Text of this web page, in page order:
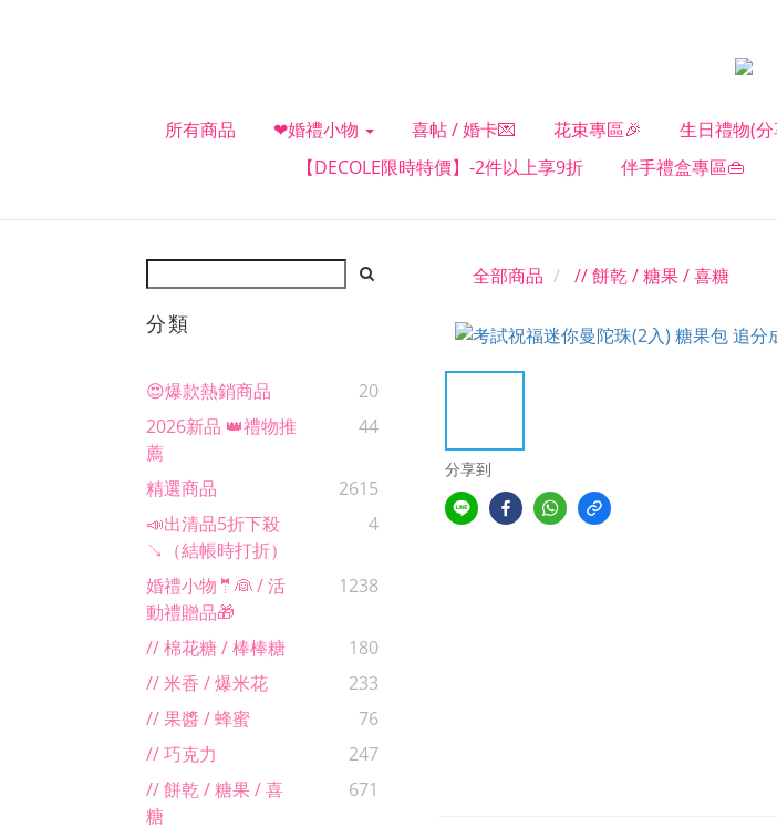
所有商品 ❤婚禮小物 喜帖 / 婚卡💌 花束專區🎉 生日禮物(
【DECOLE限時特價】-2件以上享9折
伴手禮盒專區👜
分類
😍爆款熱銷商品
20
2026新品 👑禮物推
薦
44
精選商品
2615
📣出清品5折下殺
↘（結帳時打折）
4
婚禮小物🤵👰 / 活
動禮贈品🎁
1238
// 棉花糖 / 棒棒糖
180
// 米香 / 爆米花
233
// 果醬 / 蜂蜜
76
// 巧克力
247
// 餅乾 / 糖果 / 喜
糖
671
全部商品 // 餅乾 / 糖果 / 喜糖
分享到